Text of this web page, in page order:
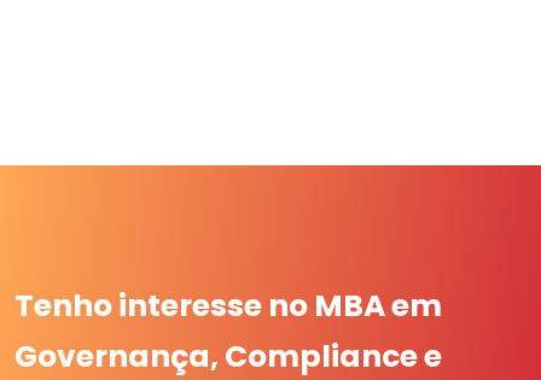
Tenho interesse no MBA em
Governança, Compliance e